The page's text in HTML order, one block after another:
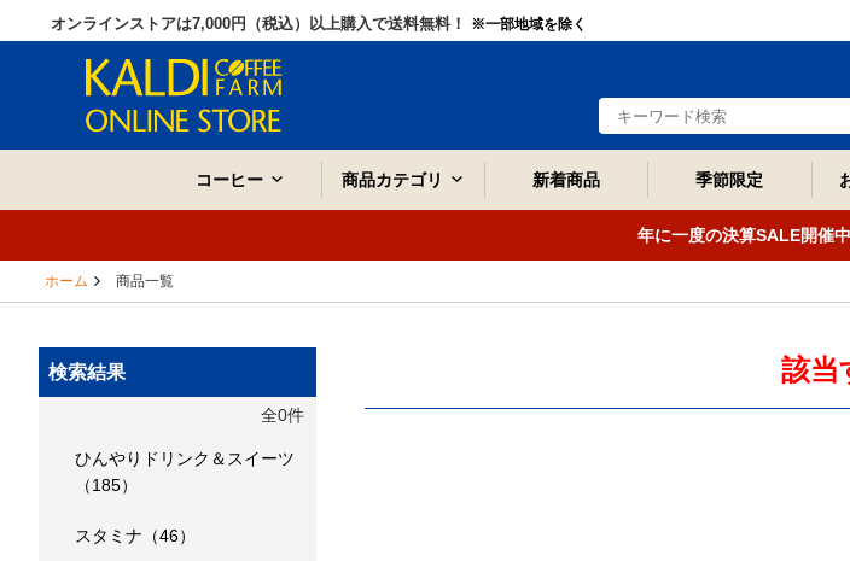
オンラインストアは7,000円（税込）以上購入で送料無料！ ※一部地域を除く
コーヒー 商品カテゴリ 新着商品 季節限定
年に一度の決算SALE開催
ホーム 商品一覧
該当
検索結果
全0件
ひんやりドリンク＆スイーツ
（185）
スタミナ（46）